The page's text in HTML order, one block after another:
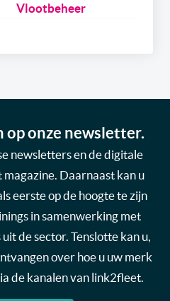
Vlootbeheer
op onze newsletter.
newsletters en de digitale
Daarnaast kan u
eerste op de hoogte te zijn
in samenwerking met
de sector. Tenslotte kan u,
over hoe u uw merk
de kanalen van link2fleet.